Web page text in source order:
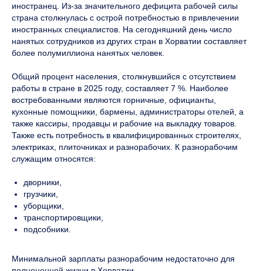
иностранец. Из-за значительного дефицита рабочей силы
страна столкнулась с острой потребностью в привлечении
иностранных специалистов. На сегодняшний день число
нанятых сотрудников из других стран в Хорватии составляет
более полумиллиона нанятых человек.
Общий процент населения, столкнувшийся с отсутствием
работы в стране в 2025 году, составляет 7 %. Наиболее
востребованными являются горничные, официанты,
кухонные помощники, бармены, администраторы отелей, а
также кассиры, продавцы и рабочие на выкладку товаров.
Также есть потребность в квалифицированных строителях,
электриках, плиточниках и разнорабочих. К разнорабочим
служащим относятся:
дворники,
грузчики,
уборщики,
транспортировщики,
подсобники.
Минимальной зарплаты разнорабочим недостаточно для